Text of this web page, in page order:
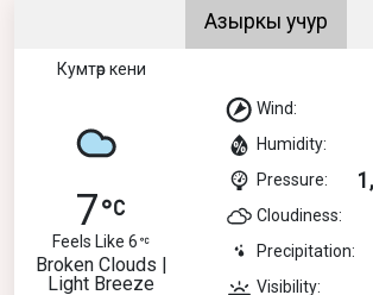
Азыркы учур
Кумтөр кени
7
Feels Like 6
Broken Clouds |
Light Breeze
Wind:
Humidity:
Pressure:
Cloudiness:
Precipitation:
Visibility: